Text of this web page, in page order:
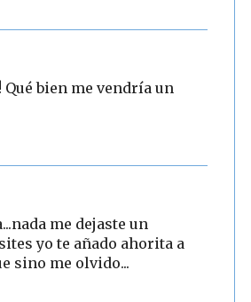
bien me vendría un
me dejaste un
yo te añado ahorita a
sino me olvido...